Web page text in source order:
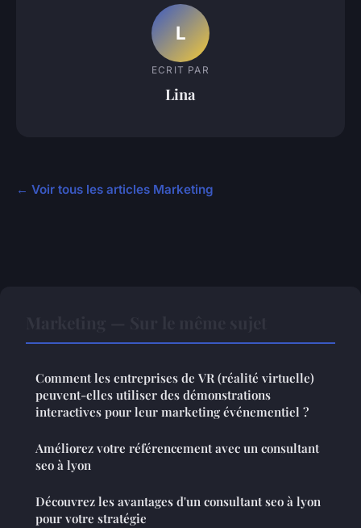
L
ECRIT PAR
Lina
← Voir tous les articles Marketing
Comment les entreprises de VR (réalité virtuelle)
peuvent-elles utiliser des démonstrations
interactives pour leur marketing événementiel ?
Améliorez votre référencement avec un consultant
seo à lyon
Découvrez les avantages d'un consultant seo à lyon
pour votre stratégie